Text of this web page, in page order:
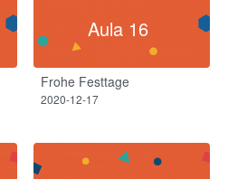
Aula 16
Frohe Festtage
2020-12-17